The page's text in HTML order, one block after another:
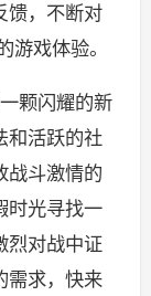
馈，不断对
游戏体验。
颗闪耀的新
和活跃的社
战斗激情的
时光寻找一
烈对战中证
需求，快来